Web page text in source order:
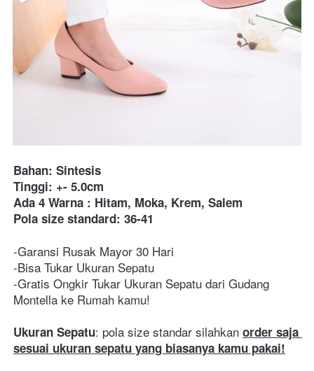
Bahan: Sintesis
Tinggi: +- 5.0cm
Ada 4 Warna : Hitam, Moka, Krem, Salem
Pola size standard: 36-41
-Garansi Rusak Mayor 30 Hari
-Bisa Tukar Ukuran Sepatu
-Gratis Ongkir Tukar Ukuran Sepatu dari Gudang
Montella ke Rumah kamu!
Ukuran Sepatu: pola size standar silahkan order saja
sesuai ukuran sepatu yang biasanya kamu pakai!